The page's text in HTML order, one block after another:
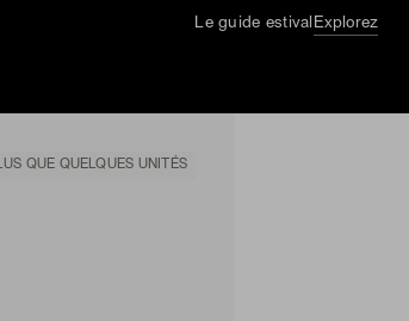
Le guide estival Explorez
QUE QUELQUES UNITÉS